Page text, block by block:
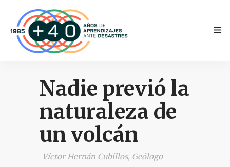
ANTECEDENTES
Nadie previó la
naturaleza de
un volcán
Víctor Hernán Cubillos, Geólogo